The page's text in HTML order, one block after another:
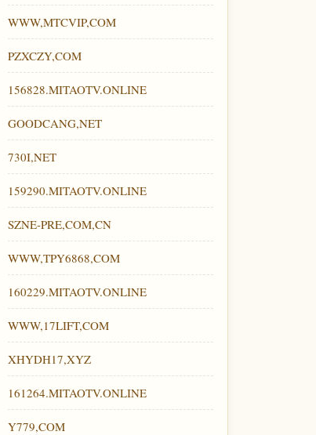
WWW,MTCVIP,COM
PZXCZY,COM
156828.MITAOTV.ONLINE
GOODCANG,NET
730I,NET
159290.MITAOTV.ONLINE
SZNE-PRE,COM,CN
WWW,TPY6868,COM
160229.MITAOTV.ONLINE
WWW,17LIFT,COM
XHYDH17,XYZ
161264.MITAOTV.ONLINE
Y779,COM